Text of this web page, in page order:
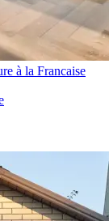
à la Francaise